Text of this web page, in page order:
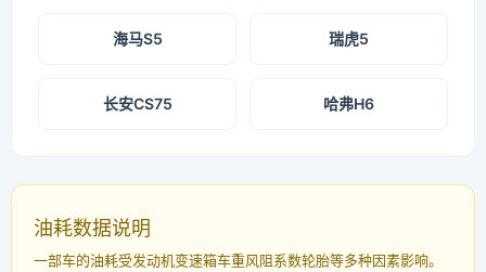
海马S5 瑞虎5
长安CS75 哈弗H6
油耗数据说明
一部车的油耗受发动机变速箱车重风阻系数轮胎等多种因素影响。